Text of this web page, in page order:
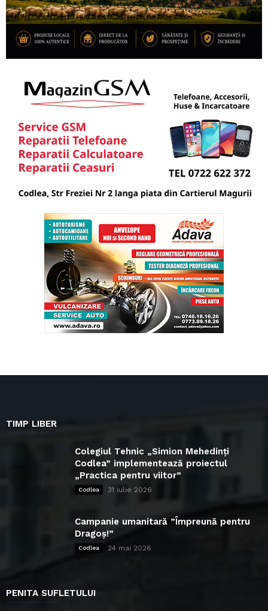
TIMP LIBER
Colegiul Tehnic „Simion Mehedinți
Codlea” implementează proiectul
„Practica pentru viitor”
Codlea 31 iulie 2026
Campanie umanitară ”Împreună pentru
Dragoș!”
Codlea 24 mai 2026
PENITA SUFLETULUI